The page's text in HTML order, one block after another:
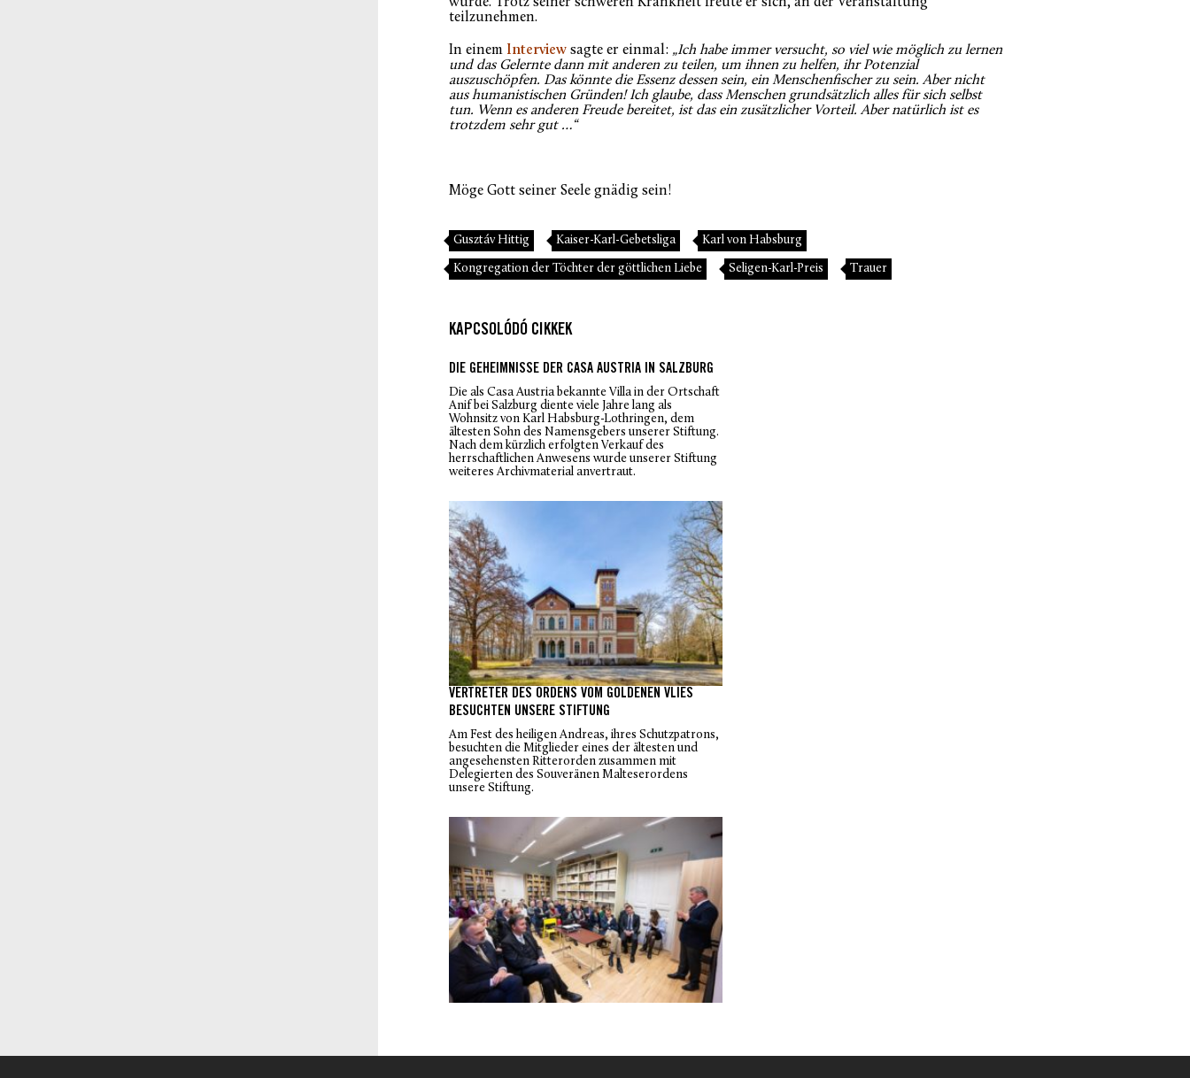
teilzunehmen.
In einem Interview sagte er einmal: „Ich habe immer versucht, so viel wie möglich zu lernen
und das Gelernte dann mit anderen zu teilen, um ihnen zu helfen, ihr Potenzial
auszuschöpfen. Das könnte die Essenz dessen sein, ein Menschenfischer zu sein. Aber nicht
aus humanistischen Gründen! Ich glaube, dass Menschen grundsätzlich alles für sich selbst
tun. Wenn es anderen Freude bereitet, ist das ein zusätzlicher Vorteil. Aber natürlich ist es
trotzdem sehr gut …“
Möge Gott seiner Seele gnädig sein!
Gusztáv Hittig Kaiser-Karl-Gebetsliga Karl von Habsburg
Kongregation der Töchter der göttlichen Liebe Seligen-Karl-Preis Trauer
KAPCSOLÓDÓ CIKKEK
DIE GEHEIMNISSE DER CASA AUSTRIA IN SALZBURG
Die als Casa Austria bekannte Villa in der Ortschaft
Anif bei Salzburg diente viele Jahre lang als
Wohnsitz von Karl Habsburg-Lothringen, dem
ältesten Sohn des Namensgebers unserer Stiftung.
Nach dem kürzlich erfolgten Verkauf des
herrschaftlichen Anwesens wurde unserer Stiftung
weiteres Archivmaterial anvertraut.
VERTRETER DES ORDENS VOM GOLDENEN VLIES
BESUCHTEN UNSERE STIFTUNG
Am Fest des heiligen Andreas, ihres Schutzpatrons,
besuchten die Mitglieder eines der ältesten und
angesehensten Ritterorden zusammen mit
Delegierten des Souveränen Malteserordens
unsere Stiftung.